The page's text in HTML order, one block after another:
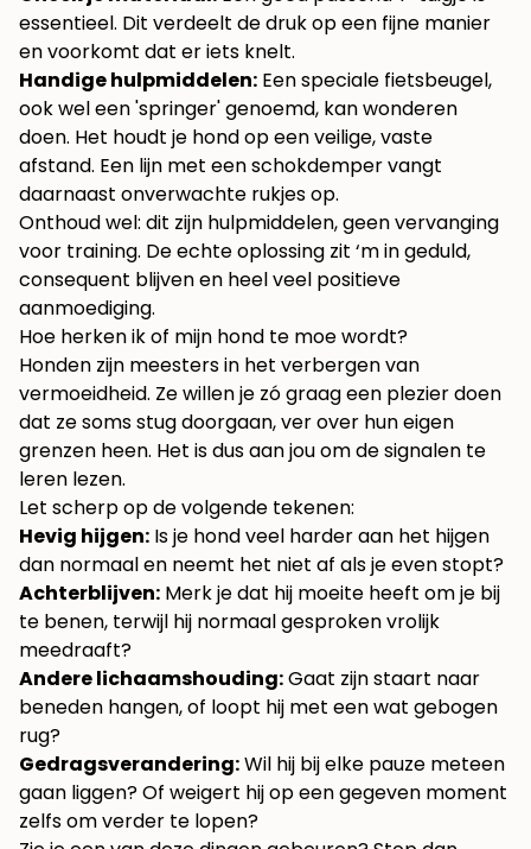
essentieel. Dit verdeelt de druk op een fijne manier
en voorkomt dat er iets knelt.
Handige hulpmiddelen: Een speciale fietsbeugel,
ook wel een 'springer' genoemd, kan wonderen
doen. Het houdt je hond op een veilige, vaste
afstand. Een lijn met een schokdemper vangt
daarnaast onverwachte rukjes op.
Onthoud wel: dit zijn hulpmiddelen, geen vervanging
voor training. De echte oplossing zit ‘m in geduld,
consequent blijven en heel veel positieve
aanmoediging.
Hoe herken ik of mijn hond te moe wordt?
Honden zijn meesters in het verbergen van
vermoeidheid. Ze willen je zó graag een plezier doen
dat ze soms stug doorgaan, ver over hun eigen
grenzen heen. Het is dus aan jou om de signalen te
leren lezen.
Let scherp op de volgende tekenen:
Hevig hijgen: Is je hond veel harder aan het hijgen
dan normaal en neemt het niet af als je even stopt?
Achterblijven: Merk je dat hij moeite heeft om je bij
te benen, terwijl hij normaal gesproken vrolijk
meedraaft?
Andere lichaamshouding:Gaat zijn staart naar
beneden hangen, of loopt hij met een wat gebogen
rug?
Gedragsverandering:Wil hij bij elke pauze meteen
gaan liggen? Of weigert hij op een gegeven moment
zelfs om verder te lopen?